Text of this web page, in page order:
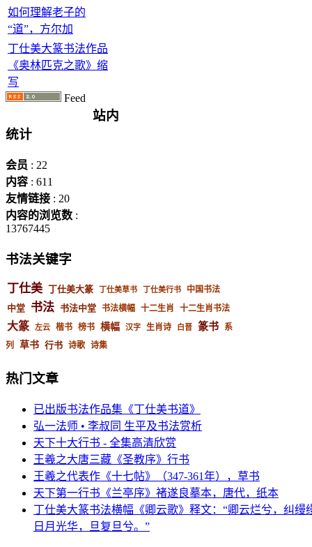
如何理解老子的
“道”，方尔加
丁仕美大篆书法作品
《奥林匹克之歌》缩
写
Feed
站内
统计
会员 : 22
内容 : 611
友情链接 : 20
内容的浏览数 :
13767445
书法关键字
丁仕美 丁仕美大篆 丁仕美草书 丁仕美行书 中国书法
中堂 书法 书法中堂 书法横幅 十二生肖 十二生肖书法
大篆 左云 楷书 榜书 横幅 汉字 生肖诗 白晋 篆书 系
列
草书 行书 诗歌 诗集
热门文章
已出版书法作品集《丁仕美书道》
弘一法师 • 李叔同 生平及书法赏析
天下十大行书 - 全集高清欣赏
王羲之大唐三藏《圣教序》行书
王羲之代表作《十七帖》（347-361年），草书
天下第一行书《兰亭序》褚遂良摹本，唐代，纸本
丁仕美大篆书法横幅《卿云歌》释文：“卿云烂兮，纠缦
日月光华，旦复旦兮。”